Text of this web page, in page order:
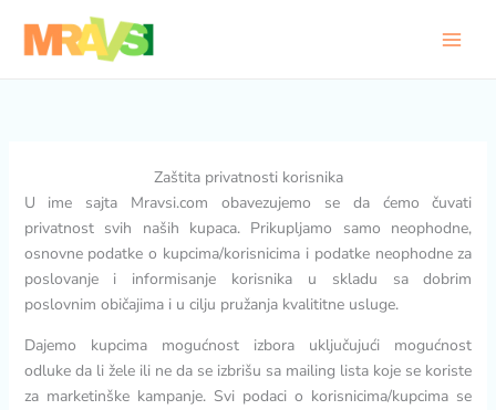
sadržaj
Zaštita privatnosti korisnika
U ime sajta Mravsi.com obavezujemo se da ćemo čuvati
privatnost svih naših kupaca. Prikupljamo samo neophodne,
osnovne podatke o kupcima/korisnicima i podatke neophodne za
poslovanje i informisanje korisnika u skladu sa dobrim
poslovnim običajima i u cilju pružanja kvalititne usluge.
Dajemo kupcima mogućnost izbora uključujući mogućnost
odluke da li žele ili ne da se izbrišu sa mailing lista koje se koriste
za marketinške kampanje. Svi podaci o korisnicima/kupcima se